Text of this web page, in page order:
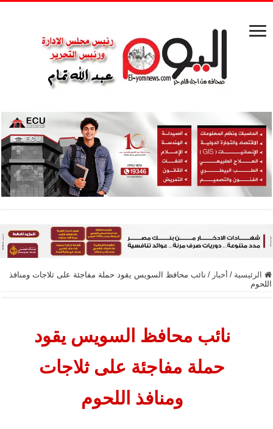
الرئيسية / أخبار / نائب محافظ السويس يقود حملة مفاجئة على ثلاجات ومنافذ
اللحوم
نائب محافظ السويس يقود
حملة مفاجئة على ثلاجات
ومنافذ اللحوم